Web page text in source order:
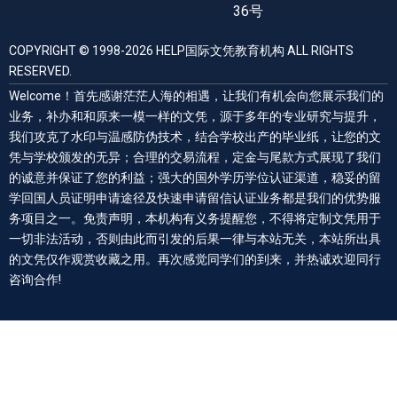
36号
COPYRIGHT © 1998-2026 HELP国际文凭教育机构 ALL RIGHTS
RESERVED.
Welcome！首先感谢茫茫人海的相遇，让我们有机会向您展示我们的
业务，补办和和原来一模一样的文凭，源于多年的专业研究与提升，
我们攻克了水印与温感防伪技术，结合学校出产的毕业纸，让您的文
凭与学校颁发的无异；合理的交易流程，定金与尾款方式展现了我们
的诚意并保证了您的利益；强大的国外学历学位认证渠道，稳妥的留
学回国人员证明申请途径及快速申请留信认证业务都是我们的优势服
务项目之一。免责声明，本机构有义务提醒您，不得将定制文凭用于
一切非法活动，否则由此而引发的后果一律与本站无关，本站所出具
的文凭仅作观赏收藏之用。再次感觉同学们的到来，并热诚欢迎同行
咨询合作!